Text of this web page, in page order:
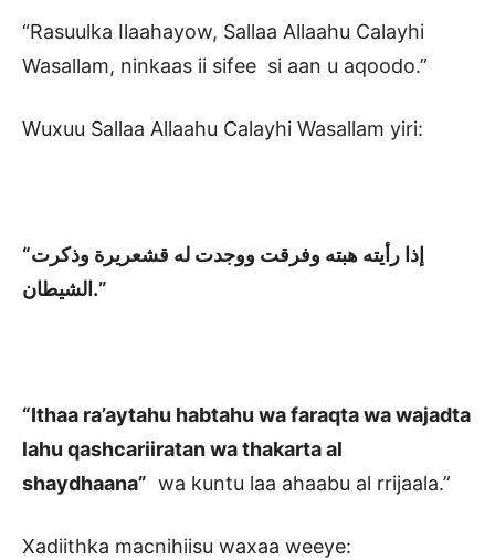
“Rasuulka Ilaahayow, Sallaa Allaahu Calayhi
Wasallam, ninkaas ii sifee si aan u aqoodo.”
Wuxuu Sallaa Allaahu Calayhi Wasallam yiri:
“إذا رأيته هبته وفرقت ووجدت له قشعريرة وذكرت
الشيطان.”
“Ithaa ra’aytahu habtahu wa faraqta wa wajadta
lahu qashcariiratan wa thakarta al
shaydhaana” wa kuntu laa ahaabu al rrijaala.”
Xadiithka macnihiisu waxaa weeye: